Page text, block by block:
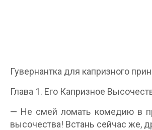
Гувернантка для капризного
Глава 1. Его Капризное
— Не смей ломать комедию в
высочества! Встань сейчас же,